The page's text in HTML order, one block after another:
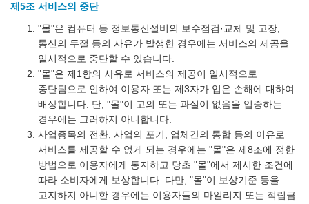
제5조 서비스의 중단
"몰"은 컴퓨터 등 정보통신설비의 보수점검·교체 및 고장,
통신의 두절 등의 사유가 발생한 경우에는 서비스의 제공을
일시적으로 중단할 수 있습니다.
"몰"은 제1항의 사유로 서비스의 제공이 일시적으로
중단됨으로 인하여 이용자 또는 제3자가 입은 손해에 대하여
배상합니다. 단, "몰"이 고의 또는 과실이 없음을 입증하는
경우에는 그러하지 아니합니다.
사업종목의 전환, 사업의 포기, 업체간의 통합 등의 이유로
서비스를 제공할 수 없게 되는 경우에는 "몰"은 제8조에 정한
방법으로 이용자에게 통지하고 당초 "몰"에서 제시한 조건에
따라 소비자에게 보상합니다. 다만, "몰"이 보상기준 등을
고지하지 아니한 경우에는 이용자들의 마일리지 또는 적립금